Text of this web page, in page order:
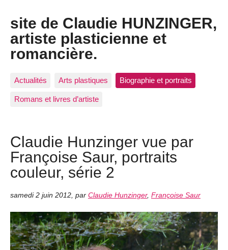
site de Claudie HUNZINGER,
artiste plasticienne et
romancière.
Actualités Arts plastiques Biographie et portraits
Romans et livres d’artiste
Claudie Hunzinger vue par
Françoise Saur, portraits
couleur, série 2
samedi 2 juin 2012 par Claudie Hunzinger, Françoise Saur